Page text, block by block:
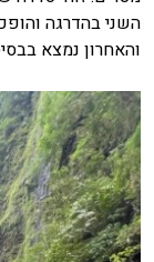
השני בהדרגה
והאחרון נמצא